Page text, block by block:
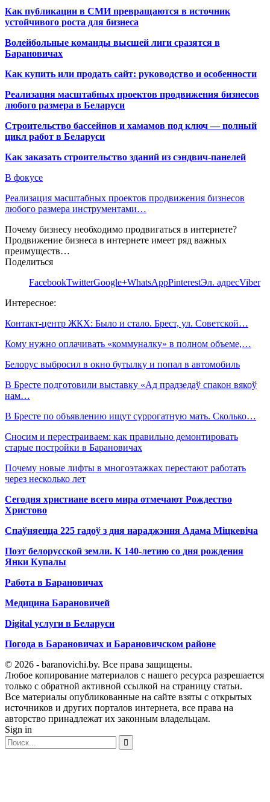
Как публикации в СМИ превращаются в источник
устойчивого роста для бизнеса
Волейбольные команды высшей лиги сразятся в
Барановичах
Как купить или продать сайт: руководство и особенности
Реализация масштабных проектов продвижения бизнесов
любого размера в Беларуси
Строительство бассейнов и хамамов под ключ — полный
цикл работ в Беларуси
Как заказать строительство зданий из сэндвич-панелей
В фокусе
Реализация масштабных проектов продвижения бизнесов
любого размера инструментами…
Почему бизнесу необходимо продвигаться в интернете?
Продвижение бизнеса в интернете имеет ряд важных
преимуществ…
Поделиться
FacebookTwitterGoogle+WhatsAppPinterestЭл. адресViber
Интересное:
Контакт-центр ЖКХ: Было и стало. Брест, ул. Советской…
Кому нужно оплачивать «коммуналку» в полном объеме,…
Белорус выбросил в окно бутылку и попал в автомобиль
В Бресте подготовили выставку «Ад прадзедаў спакон вякоў
нам…
В Бресте по объявлению ищут суррогатную мать. Сколько…
Сносим и перестраиваем: как правильно демонтировать
старые постройки в Барановичах
Почему новые лифты в многоэтажках перестают работать
через несколько лет
Сегодня христиане всего мира отмечают Рождество
Христово
Спаўняецца 225 гадоў з дня нараджэння Адама Міцкевіча
Поэт белорусской земли. К 140-летию со дня рождения
Янки Купалы
Работа в Барановичах
Медицина Барановичей
Digital услуги в Беларуси
Погода в Барановичах и Барановичском районе
© 2026 - baranovichi.by. Все права защищены.
Любое копирование материалов с нашего ресурса разрешается
только с обратной активной ссылкой на страницу статьи.
Все материалы опубликованные на сайте взяты с открытых
источников и других порталов интернета, все права на
авторство принадлежат их законным владельцам.
Sign in